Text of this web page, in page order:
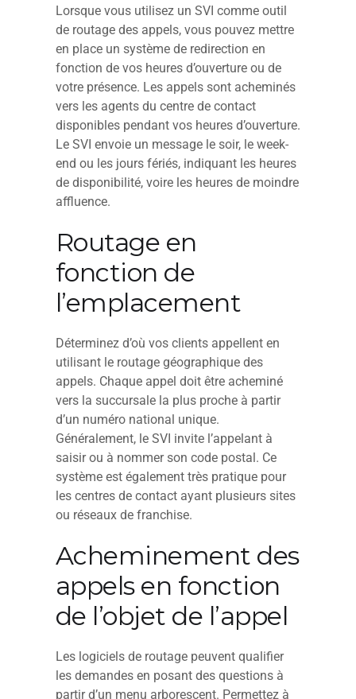
Lorsque vous utilisez un SVI comme outil
de routage des appels, vous pouvez mettre
en place un système de redirection en
fonction de vos heures d’ouverture ou de
votre présence. Les appels sont acheminés
vers les agents du centre de contact
disponibles pendant vos heures d’ouverture.
Le SVI envoie un message le soir, le week-
end ou les jours fériés, indiquant les heures
de disponibilité, voire les heures de moindre
affluence.
Routage en
fonction de
l’emplacement
Déterminez d’où vos clients appellent en
utilisant le routage géographique des
appels. Chaque appel doit être acheminé
vers la succursale la plus proche à partir
d’un numéro national unique.
Généralement, le SVI invite l’appelant à
saisir ou à nommer son code postal. Ce
système est également très pratique pour
les centres de contact ayant plusieurs sites
ou réseaux de franchise.
Acheminement des
appels en fonction
de l’objet de l’appel
Les logiciels de routage peuvent qualifier
les demandes en posant des questions à
partir d’un menu arborescent. Permettez à